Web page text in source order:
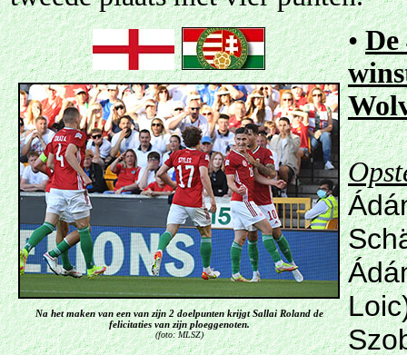
Na het maken van een van zijn 2 doelpunten krijgt Sallai Roland de
felicitaties van zijn ploeggenoten.
(foto: MLSZ)
•